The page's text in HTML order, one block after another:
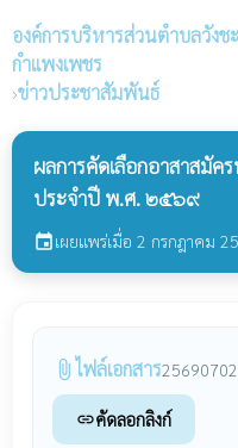
องค์การบริหารส่วนตำบลวังช
กำแพงเพชร
›ข่าวประชาสัมพันธ์
ผลการคัดเลือกอาสาสมัค
ประจำปี พ.ศ. ๒๕๖๙
eventเผยแพร่เมื่อ 2 กรกฎาคม
attach_file ไฟล์เอกสาร
linkคัดลอกลิงก์